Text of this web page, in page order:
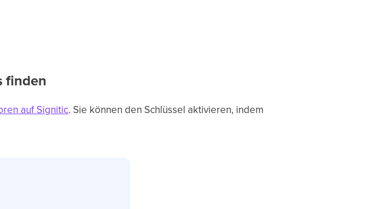
finden
auf Signitic. Sie können den Schlüssel aktivieren, indem